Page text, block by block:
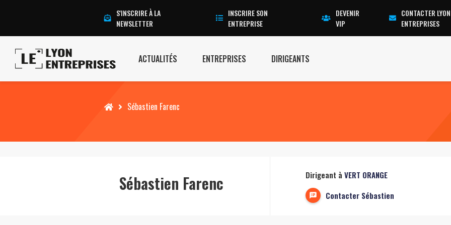
S'INSCRIRE À LA
NEWSLETTER
INSCRIRE SON
ENTREPRISE
DEVENIR
VIP
CONTACTER LYON
ENTREPRISES
ACTUALITÉS ENTREPRISES DIRIGEANTS
Accueil Sébastien Farenc
Sébastien Farenc Dirigeant à VERT ORANGE
Contacter Sébastien